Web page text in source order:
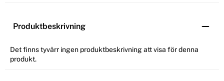
Produktbeskrivning
Det finns tyvärr ingen produktbeskrivning att visa för denna
produkt.